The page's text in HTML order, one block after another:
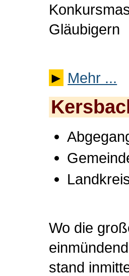
Gläubigern
► Mehr ...
Wo die
stand